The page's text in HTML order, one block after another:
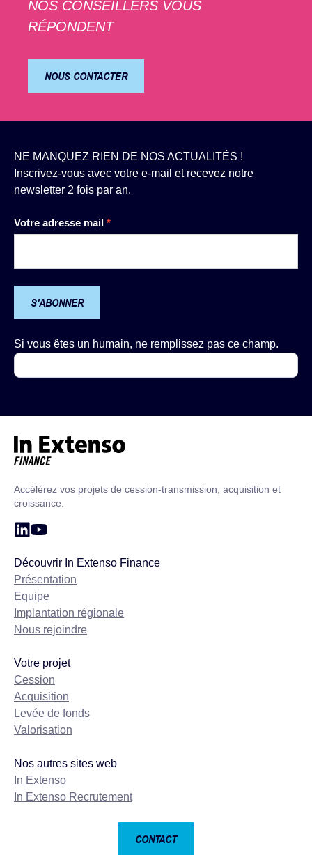
NOS CONSEILLERS VOUS
RÉPONDENT
NOUS CONTACTER
NE MANQUEZ RIEN DE NOS ACTUALITÉS !
Inscrivez-vous avec votre e-mail et recevez notre
newsletter 2 fois par an.
Votre adresse mail *
S'ABONNER
Si vous êtes un humain, ne remplissez pas ce champ.
Accélérez vos projets de cession-transmission, acquisition et
croissance.
Découvrir In Extenso Finance
Présentation
Equipe
Implantation régionale
Nous rejoindre
Votre projet
Cession
Acquisition
Levée de fonds
Valorisation
Nos autres sites web
In Extenso
In Extenso Recrutement
CONTACT